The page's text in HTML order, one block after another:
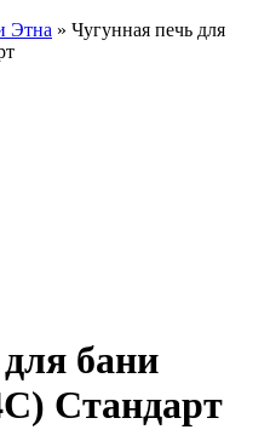
Этна » Чугунная печь для
бани
Стандарт